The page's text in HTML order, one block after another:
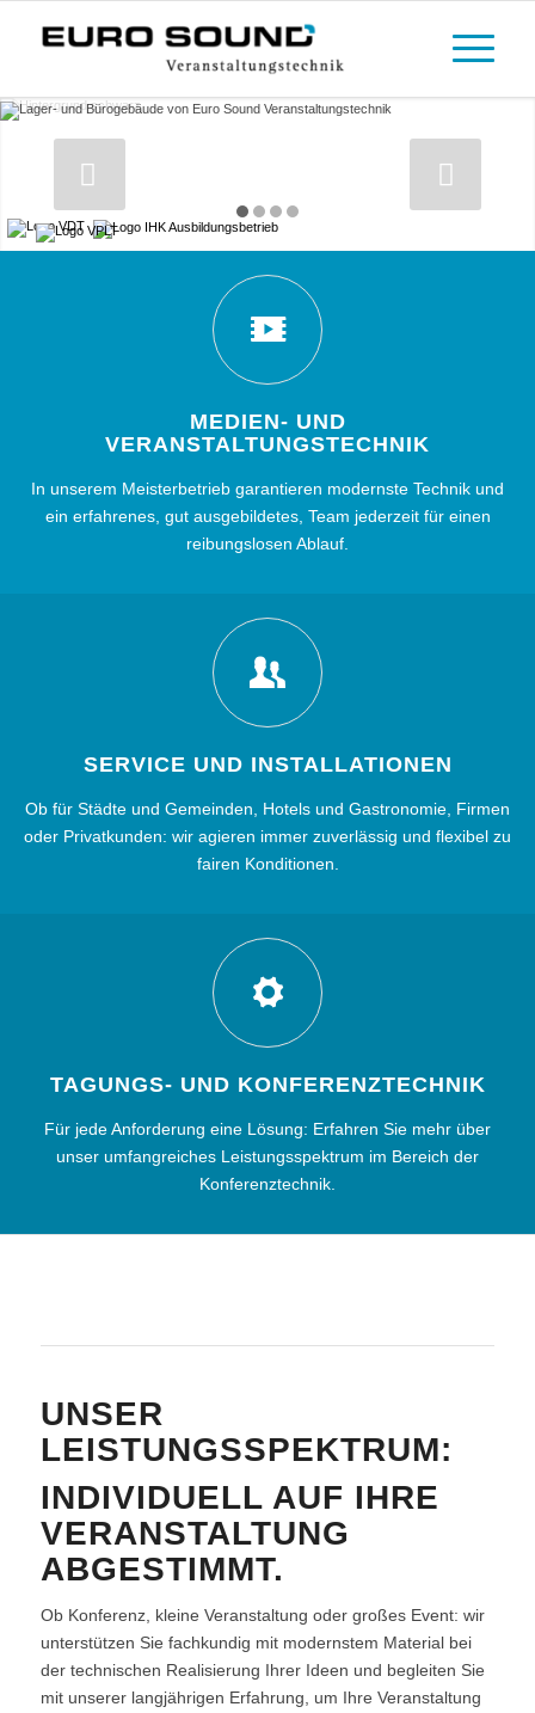
MEDIEN- UND
VERANSTALTUNGSTECHNIK
In unserem Meisterbetrieb garantieren modernste Technik und
ein erfahrenes, gut ausgebildetes, Team jederzeit für einen
reibungslosen Ablauf.
SERVICE UND INSTALLATIONEN
Ob für Städte und Gemeinden, Hotels und Gastronomie, Firmen
oder Privatkunden: wir agieren immer zuverlässig und flexibel zu
fairen Konditionen.
TAGUNGS- UND KONFERENZTECHNIK
Für jede Anforderung eine Lösung: Erfahren Sie mehr über
unser umfangreiches Leistungsspektrum im Bereich der
Konferenztechnik.
UNSER
LEISTUNGSSPEKTRUM:
INDIVIDUELL AUF IHRE
VERANSTALTUNG
ABGESTIMMT.
Ob Konferenz, kleine Veranstaltung oder großes Event: wir
unterstützen Sie fachkundig mit modernstem Material bei
der technischen Realisierung Ihrer Ideen und begleiten Sie
mit unserer langjährigen Erfahrung, um Ihre Veranstaltung